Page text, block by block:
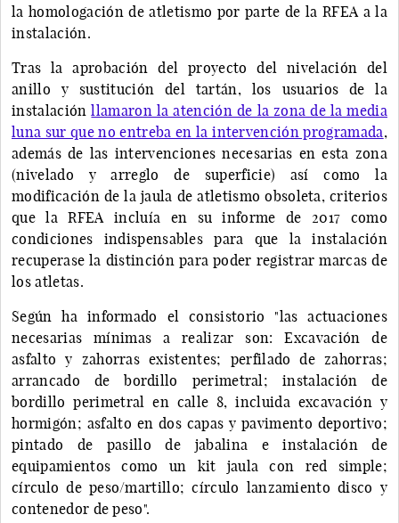
la homologación de atletismo por parte de la RFEA a la
instalación.
Tras la aprobación del proyecto del nivelación del
anillo y sustitución del tartán, los usuarios de la
instalaciónllamaron la atención de la zona de la media
luna sur que no entreba en la intervención programada,
además de las intervenciones necesarias en esta zona
(nivelado y arreglo de superficie) así como la
modificación de la jaula de atletismo obsoleta, criterios
que la RFEA incluía en su informe de 2017 como
condiciones indispensables para que la instalación
recuperase la distinción para poder registrar marcas de
los atletas.
Según ha informado el consistorio "las actuaciones
necesarias mínimas a realizar son: Excavación de
asfalto y zahorras existentes; perfilado de zahorras;
arrancado de bordillo perimetral; instalación de
bordillo perimetral en calle 8, incluida excavación y
hormigón; asfalto en dos capas y pavimento deportivo;
pintado de pasillo de jabalina e instalación de
equipamientos como un kit jaula con red simple;
círculo de peso/martillo; círculo lanzamiento disco y
contenedor de peso".